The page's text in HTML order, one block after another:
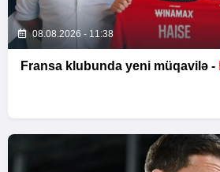
08.08.2026 - 11:38
Fransa klubunda yeni müqavilə -